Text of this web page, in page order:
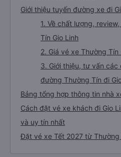
Giới thiệu tuyến đường xe đi
1. Về chất lượng,
Tín Gio Linh
2. Giá vé xe Thường Tín
3. Giới thiệu, tư vấn
đường Thường Tín đi
Bảng tổng hợp thông tin nhà
Cách đặt vé xe khách đi Gio
và uy tín nhất
Đặt vé xe Tết 2027 từ Thường